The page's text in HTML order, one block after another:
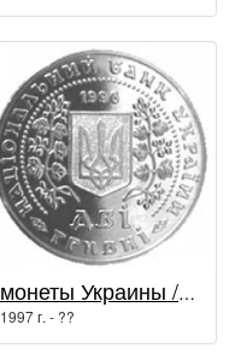
монеты Украины / Возрождение украинской государственности
1997 г. - ??